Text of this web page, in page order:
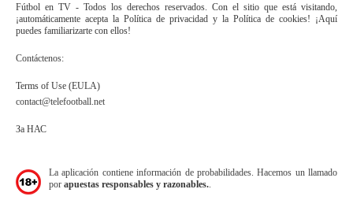
Fútbol en TV - Todos los derechos reservados. Con el sitio que está visitando,
¡automáticamente acepta la Política de privacidad y la Política de cookies! ¡Aquí
puedes familiarizarte con ellos!
Contáctenos:
Terms of Use (EULA)
contact@telefootball.net
За НАС
La aplicación contiene información de probabilidades. Hacemos un llamado
por apuestas responsables y razonables.